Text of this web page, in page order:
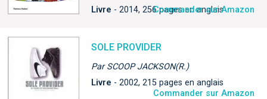
Livre - 2014, 256 pages en anglais
Commander sur Amazon
SOLE PROVIDER
Par SCOOP JACKSON(R.)
Livre - 2002, 215 pages en anglais
Commander sur Amazon